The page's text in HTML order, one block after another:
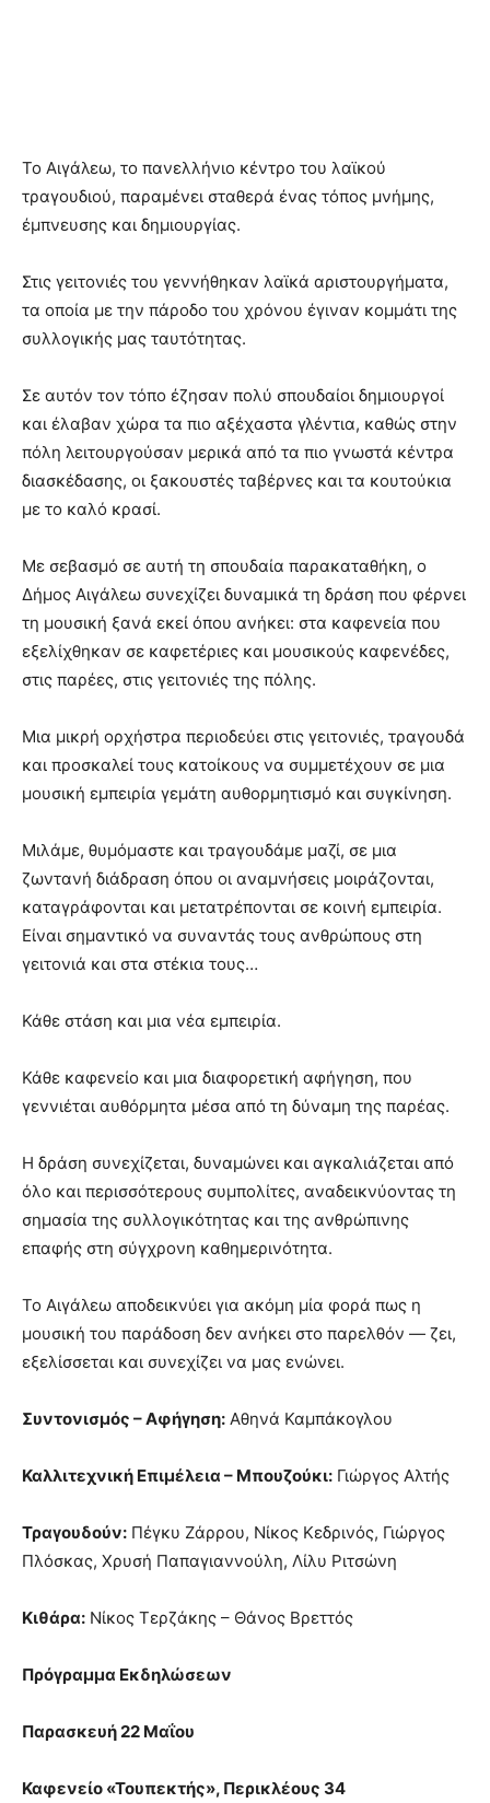
Το Αιγάλεω, το πανελλήνιο κέντρο του λαϊκού
τραγουδιού, παραμένει σταθερά ένας τόπος μνήμης,
έμπνευσης και δημιουργίας.
Στις γειτονιές του γεννήθηκαν λαϊκά αριστουργήματα,
τα οποία με την πάροδο του χρόνου έγιναν κομμάτι της
συλλογικής μας ταυτότητας.
Σε αυτόν τον τόπο έζησαν πολύ σπουδαίοι δημιουργοί
και έλαβαν χώρα τα πιο αξέχαστα γλέντια, καθώς στην
πόλη λειτουργούσαν μερικά από τα πιο γνωστά κέντρα
διασκέδασης, οι ξακουστές ταβέρνες και τα κουτούκια
με το καλό κρασί.
Με σεβασμό σε αυτή τη σπουδαία παρακαταθήκη, ο
Δήμος Αιγάλεω συνεχίζει δυναμικά τη δράση που φέρνει
τη μουσική ξανά εκεί όπου ανήκει: στα καφενεία που
εξελίχθηκαν σε καφετέριες και μουσικούς καφενέδες,
στις παρέες, στις γειτονιές της πόλης.
Μια μικρή ορχήστρα περιοδεύει στις γειτονιές, τραγουδά
και προσκαλεί τους κατοίκους να συμμετέχουν σε μια
μουσική εμπειρία γεμάτη αυθορμητισμό και συγκίνηση.
Μιλάμε, θυμόμαστε και τραγουδάμε μαζί, σε μια
ζωντανή διάδραση όπου οι αναμνήσεις μοιράζονται,
καταγράφονται και μετατρέπονται σε κοινή εμπειρία.
Είναι σημαντικό να συναντάς τους ανθρώπους στη
γειτονιά και στα στέκια τους…
Κάθε στάση και μια νέα εμπειρία.
Κάθε καφενείο και μια διαφορετική αφήγηση, που
γεννιέται αυθόρμητα μέσα από τη δύναμη της παρέας.
Η δράση συνεχίζεται, δυναμώνει και αγκαλιάζεται από
όλο και περισσότερους συμπολίτες, αναδεικνύοντας τη
σημασία της συλλογικότητας και της ανθρώπινης
επαφής στη σύγχρονη καθημερινότητα.
Το Αιγάλεω αποδεικνύει για ακόμη μία φορά πως η
μουσική του παράδοση δεν ανήκει στο παρελθόν — ζει,
εξελίσσεται και συνεχίζει να μας ενώνει.
Συντονισμός – Αφήγηση: Αθηνά Καμπάκογλου
Καλλιτεχνική Επιμέλεια – Μπουζούκι: Γιώργος Αλτής
Τραγουδούν: Πέγκυ Ζάρρου, Νίκος Κεδρινός, Γιώργος
Πλόσκας, Χρυσή Παπαγιαννούλη, Λίλυ Ριτσώνη
Κιθάρα: Νίκος Τερζάκης – Θάνος Βρεττός
Πρόγραμμα Εκδηλώσεων
Παρασκευή 22 Μαΐου
Καφενείο «Τουπεκτής», Περικλέους 34